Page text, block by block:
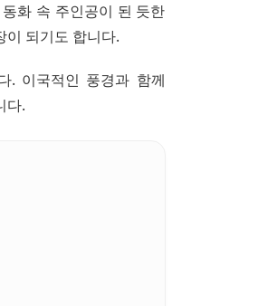
화 속 주인공이 된 듯한
이 되기도 합니다.
. 이국적인 풍경과 함께
다.